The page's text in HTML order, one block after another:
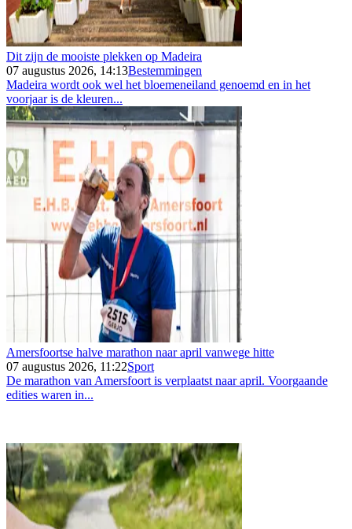
Dit zijn de mooiste plekken op Madeira
07 augustus 2026, 14:13Bestemmingen
Madeira wordt ook wel het bloemeneiland genoemd en in het
voorjaar is de kleuren...
Amersfoortse halve marathon naar april vanwege hitte
07 augustus 2026, 11:22Sport
De marathon van Amersfoort is verplaatst naar april. Voorgaande
edities waren in...